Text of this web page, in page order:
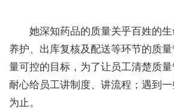
她深知药品的质量关乎百姓的生
养护、出库复核及配送等环节的质
量可控的目标，为了让员工清楚质
耐心给员工讲制度、讲流程；遇到
为止。